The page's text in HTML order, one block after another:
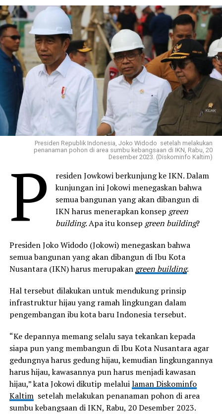
Presiden Republik Indonesia, Joko Widodo setelah melakukan
penanaman pohon di area sumbu kebangsaan di IKN, Rabu, 20
Desember 2023. (Diskominfo Kaltim)
P
residen Jowkowi berkunjung ke IKN. Dalam
kunjungan ini Jokowi menegaskan bahwa
semua bangunan yang akan dibangun di
IKN harus menerapkan konsep green
building. Apa itu konsep green building?
Presiden Joko Widodo (Jokowi) menegaskan bahwa
semua bangunan yang akan dibangun di Ibu Kota
Nusantara (IKN) harus merupakan green building.
Hal tersebut dilakukan untuk mendukung prinsip
infrastruktur hijau yang ramah lingkungan dalam
pengembangan ibu kota baru Indonesia tersebut.
“Ke depannya memang selalu saya tekankan kepada
siapa pun yang membangun di Ibu Kota Nusantara agar
gedungnya harus gedung hijau, kemudian lingkungannya
harus hijau, kawasannya pun harus menjadi kawasan
hijau,” kata Jokowi dikutip melaluilaman Diskominfo
Kaltimsetelah melakukan penanaman pohon di area
sumbu kebangsaan di IKN, Rabu, 20 Desember 2023.